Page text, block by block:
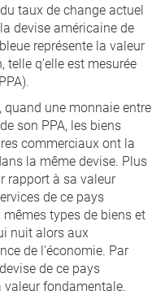
taux de change actuel
devise américaine de
représente la valeur
q’elle est mesurée
quand une monnaie entre
son PPA, les biens
commerciaux ont la
la même devise. Plus
rapport à sa valeur
de ce pays
types de biens et
nuit alors aux
de l’économie. Par
de ce pays
valeur fondamentale.